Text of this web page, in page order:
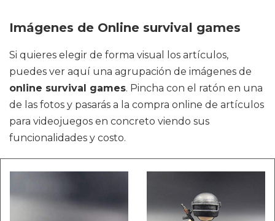
Imágenes de Online survival games
Si quieres elegir de forma visual los artículos,
puedes ver aquí una agrupación de imágenes de
online survival games. Pincha con el ratón en una
de las fotos y pasarás a la compra online de artículos
para videojuegos en concreto viendo sus
funcionalidades y costo.